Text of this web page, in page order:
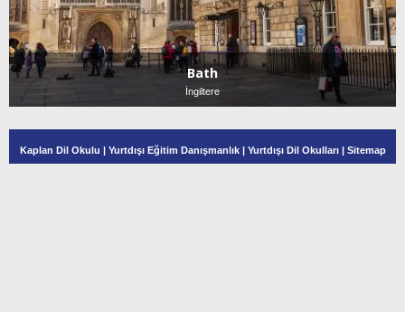
Bath
İngiltere
Kaplan Dil Okulu Yurtdışı Eğitim Danışmanlık| Yurtdışı Dil Okulları| Sitemap